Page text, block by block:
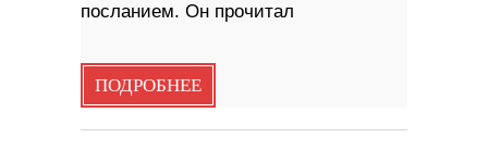
посланием. Он прочитал
ПОДРОБНЕЕ